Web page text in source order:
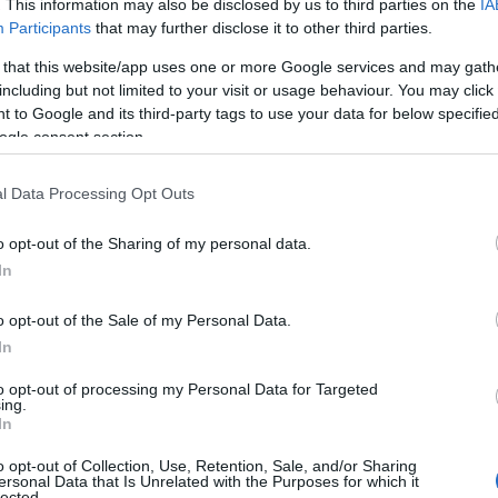
This information may also be disclosed by us to third parties on the
Participants that may further disclose it to other third parties.
that this website/app uses one or more Google services and may
but not limited to your visit or usage behaviour. You may
to Google and its third-party tags to use your data for below
consent section.
Data Processing Opt Outs
opt-out of the Sharing of my personal data.
opt-out of the Sale of my Personal Data.
opt-out of processing my Personal Data for Targeted
opt-out of Collection, Use, Retention, Sale, and/or Sharing
Data that Is Unrelated with the Purposes for which it
πήγε σε οφθαλμιατρείο της πόλης
αρκετά σοβαρό πρόβλημα
περίπου 45-50 ετών, που βρισκόταν
στο κινητό τηλέφωνο. Του ζητήθηκε από
για να συνεχίσει τη συζήτησή του. Τότε ο
Ο άγνωστος άνδρας τον χτύπησε
επιτέθηκε και στην σύζυγό του.
ο ξυλοδαρμός συνεχιζόταν, και
η βίαιη επίθεση. Κάποια στιγμή το
Αστυνομία και το ΕΚΑΒ. Ο δράστης
Προσφέρθηκαν οι πρώτες
κατέγραψε το γεγονός και αποχώρησε.